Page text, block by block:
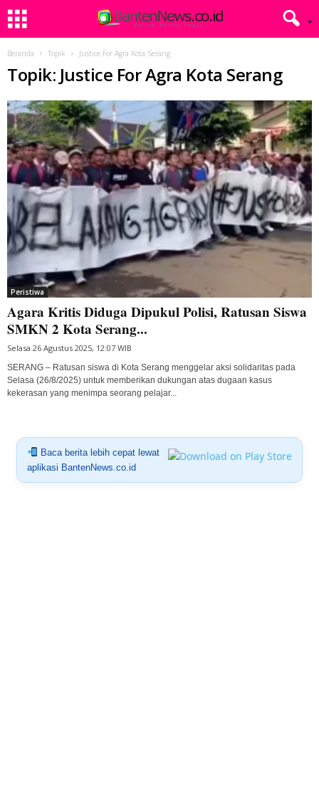
Beranda Topik Justice For Agra Kota Serang
Topik: Justice For Agra Kota Serang
Peristiwa
Agara Kritis Diduga Dipukul Polisi, Ratusan Siswa
SMKN 2 Kota Serang...
Selasa 26 Agustus 2025, 12:07 WIB
SERANG – Ratusan siswa di Kota Serang menggelar aksi solidaritas pada
Selasa (26/8/2025) untuk memberikan dukungan atas dugaan kasus
kekerasan yang menimpa seorang pelajar...
Baca berita lebih cepat lewat
aplikasi BantenNews.co.id